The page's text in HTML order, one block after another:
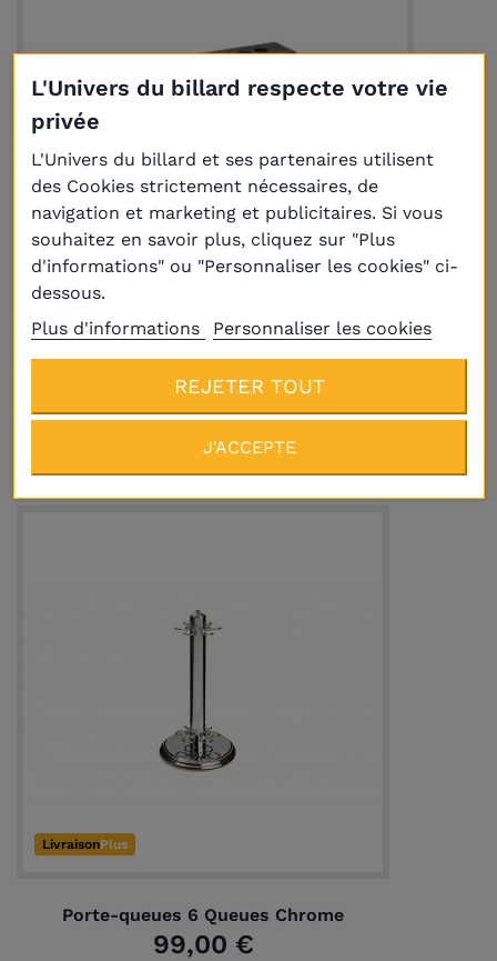
Porte-queues Design Laqué noir 6
LivraisonPlus
Porte-queues 6 Queues Chrome
99,00 €
L'Univers du billard respecte votre vie
privée
L'Univers du billard et ses partenaires utilisent
des Cookies strictement nécessaires, de
navigation et marketing et publicitaires. Si vous
souhaitez en savoir plus, cliquez sur "Plus
d'informations" ou "Personnaliser les cookies" ci-
dessous.
Plus d'informations
Personnaliser les cookies
REJETER TOUT
J'ACCEPTE